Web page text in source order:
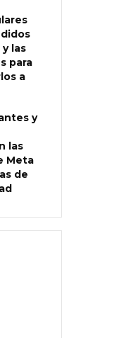
las
para
a
y
las
Meta
de